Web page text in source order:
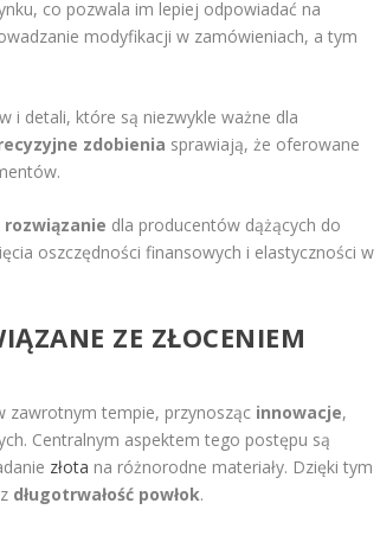
co pozwala im lepiej odpowiadać na
modyfikacji w zamówieniach, a tym
i detali, które są niezwykle ważne dla
zdobienia sprawiają, że oferowane
dla producentów dążących do
oszczędności finansowych i elastyczności w
ZE ZŁOCENIEM
zawrotnym tempie, przynosząc innowacje,
Centralnym aspektem tego postępu są
złota na różnorodne materiały. Dzięki tym
długotrwałość powłok.